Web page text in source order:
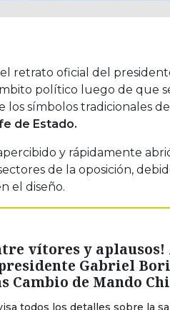
retrato oficial del
político luego de que
los símbolos tradicionales
de Estado.
y rápidamente
de la oposición,
el diseño.
vítores y
Gabriel
Cambio de Mando
todos los detalles sobre la